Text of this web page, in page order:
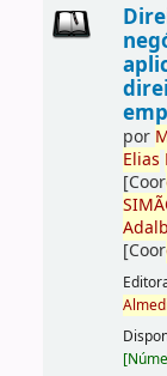
por
Elias
[Coor
[Coor
[